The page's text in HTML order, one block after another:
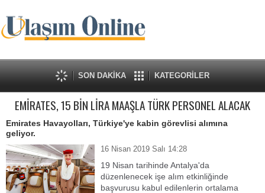
SON DAKİKA KATEGORİLER
EMİRATES, 15 BİN LİRA MAAŞLA TÜRK PERSONEL ALACAK
Emirates Havayolları, Türkiye'ye kabin görevlisi alımına
geliyor.
16 Nisan 2019 Salı 14:28
19 Nisan tarihinde Antalya'da
düzenlenecek işe alım etkinliğinde
başvurusu kabul edilenlerin ortalama